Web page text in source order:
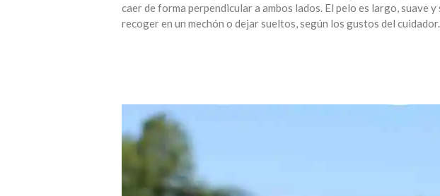
caer de forma perpendicular a ambos lados. El pelo es largo, suave
recoger en un mechón o dejar sueltos, según los gustos del